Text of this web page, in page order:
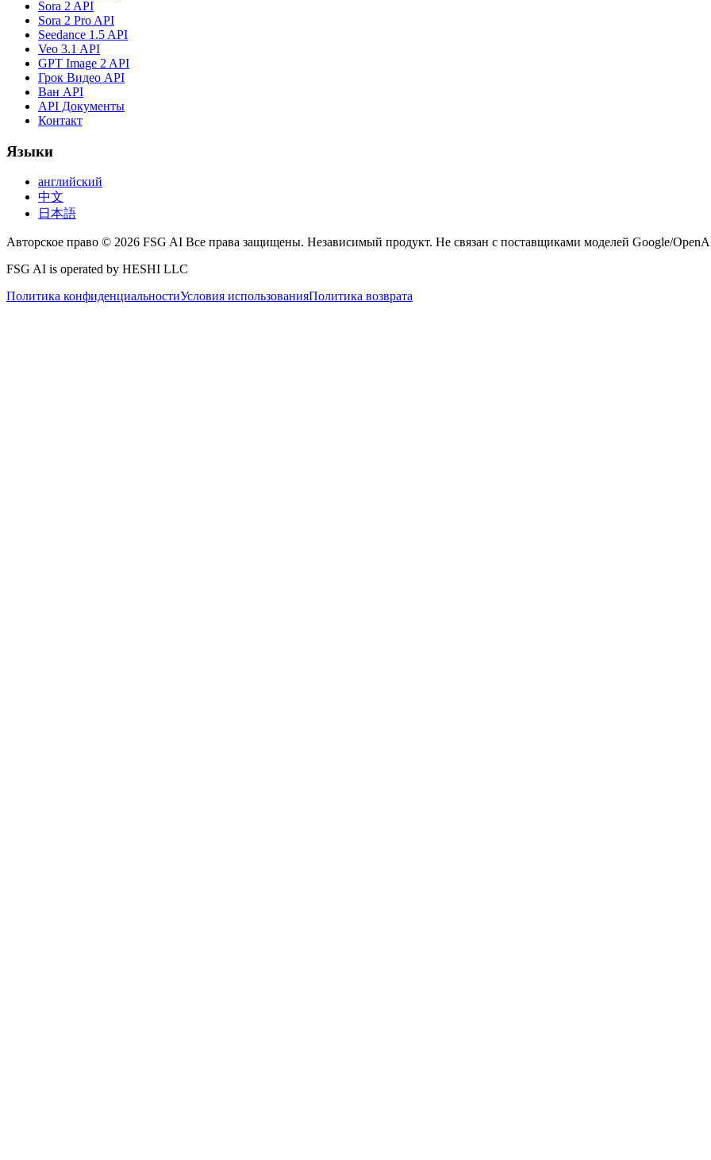
Sora 2 API
Sora 2 Pro API
Seedance 1.5 API
Veo 3.1 API
GPT Image 2 API
Грок Видео API
Ван API
API Документы
Контакт
Языки
английский
中文
日本語
Авторское право © 2026 FSG AI Все права защищены. Независимый продукт. Не связан с поставщиками моделей Google/
FSG AI is operated by HESHI LLC
Политика конфиденциальностиУсловия использованияПолитика возврата